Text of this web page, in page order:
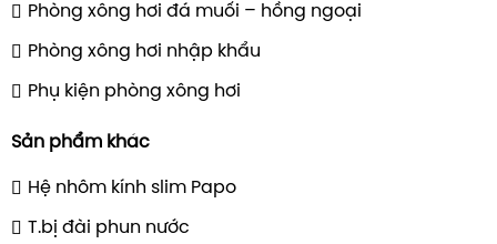
Phòng xông hơi đá muối – hồng ngoại
Phòng xông hơi nhập khẩu
Phụ kiện phòng xông hơi
Sản phẩm khác
Hệ nhôm kính slim Papo
T.bị đài phun nước